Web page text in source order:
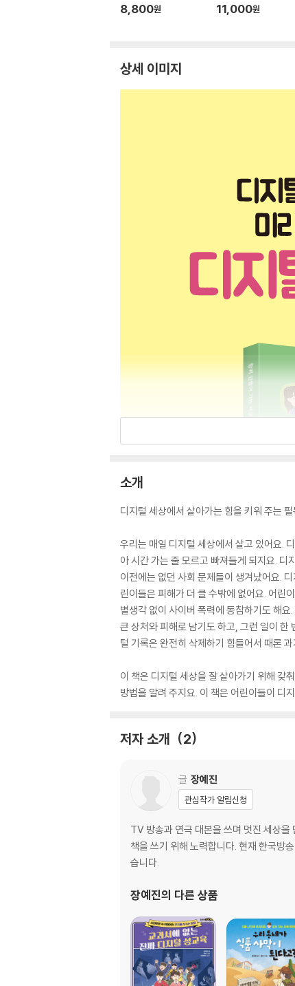
8,800원 11,000원
상세 이미지
소개
디지털 세상에서 살아가는 힘을 키워 주는 필
우리는 매일 디지털 세상에서 살고 있어요.
아 시간 가는 줄 모르고 빠져들게 되지요.
이전에는 없던 사회 문제들이 생겨났어요.
린이들은 피해가 더 클 수밖에 없어요. 어린
별생각 없이 사이버 폭력에 동참하기도 해
큰 상처와 피해로 남기도 하고, 그런 일이 한
털 기록은 완전히 삭제하기 힘들어서 때론
이 책은 디지털 세상을 잘 살아가기 위해 갖
방법을 알려 주지요. 이 책은 어린이들이 디
저자 소개 2
글 장예진
관심작가 알림신청
TV 방송과 연극 대본을 쓰며 멋진 세상을
책을 쓰기 위해 노력합니다. 현재 한국방
습니다.
장예진의 다른 상품